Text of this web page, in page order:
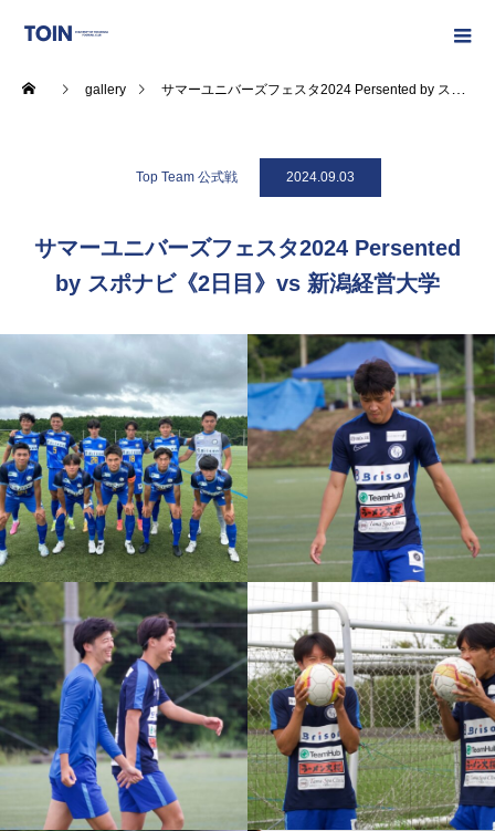
gallery サマーユニバーズフェスタ2024 Persented by スポナビ《2日目》vs 新潟経営大学
Top Team 公式戦 2024.09.03
サマーユニバーズフェスタ2024 Persented
by スポナビ《2日目》vs 新潟経営大学